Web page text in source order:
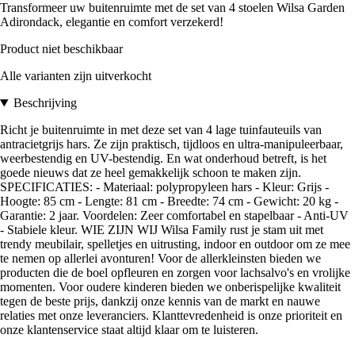
Transformeer uw buitenruimte met de set van 4 stoelen Wilsa Garden
Adirondack, elegantie en comfort verzekerd!
Product niet beschikbaar
Alle varianten zijn uitverkocht
Beschrijving
Richt je buitenruimte in met deze set van 4 lage tuinfauteuils van
antracietgrijs hars. Ze zijn praktisch, tijdloos en ultra-manipuleerbaar,
weerbestendig en UV-bestendig. En wat onderhoud betreft, is het
goede nieuws dat ze heel gemakkelijk schoon te maken zijn.
SPECIFICATIES: - Materiaal: polypropyleen hars - Kleur: Grijs -
Hoogte: 85 cm - Lengte: 81 cm - Breedte: 74 cm - Gewicht: 20 kg -
Garantie: 2 jaar. Voordelen: Zeer comfortabel en stapelbaar - Anti-UV
- Stabiele kleur. WIE ZIJN WIJ Wilsa Family rust je stam uit met
trendy meubilair, spelletjes en uitrusting, indoor en outdoor om ze mee
te nemen op allerlei avonturen! Voor de allerkleinsten bieden we
producten die de boel opfleuren en zorgen voor lachsalvo's en vrolijke
momenten. Voor oudere kinderen bieden we onberispelijke kwaliteit
tegen de beste prijs, dankzij onze kennis van de markt en nauwe
relaties met onze leveranciers. Klanttevredenheid is onze prioriteit en
onze klantenservice staat altijd klaar om te luisteren.